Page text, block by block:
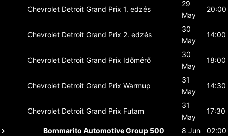
Chevrolet Detroit Grand Prix 1. edzés
29
May
20:00
Chevrolet Detroit Grand Prix 2. edzés
30
May
14:00
Chevrolet Detroit Grand Prix Időmérő
30
May
18:00
Chevrolet Detroit Grand Prix Warmup
31
May
14:30
Chevrolet Detroit Grand Prix Futam
31
May
17:30
Bommarito Automotive Group 500 8 Jun
02:00